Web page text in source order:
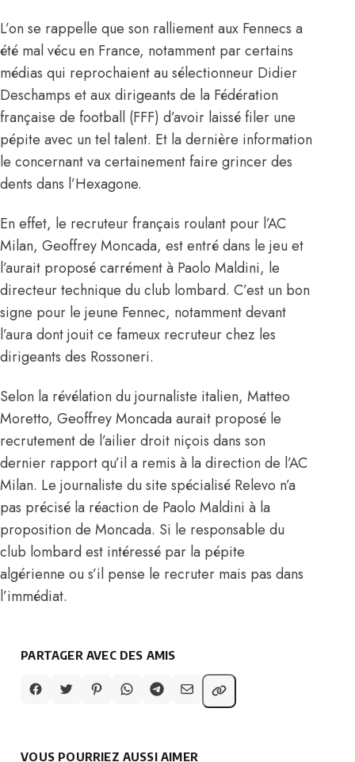
L’on se rappelle que son ralliement aux Fennecs a
été mal vécu en France, notamment par certains
médias qui reprochaient au sélectionneur Didier
Deschamps et aux dirigeants de la Fédération
française de football (FFF) d’avoir laissé filer une
pépite avec un tel talent. Et la dernière information
le concernant va certainement faire grincer des
dents dans l’Hexagone.
En effet, le recruteur français roulant pour l’AC
Milan, Geoffrey Moncada, est entré dans le jeu et
l’aurait proposé carrément à Paolo Maldini, le
directeur technique du club lombard. C’est un bon
signe pour le jeune Fennec, notamment devant
l’aura dont jouit ce fameux recruteur chez les
dirigeants des Rossoneri.
Selon la révélation du journaliste italien, Matteo
Moretto, Geoffrey Moncada aurait proposé le
recrutement de l’ailier droit niçois dans son
dernier rapport qu’il a remis à la direction de l’AC
Milan. Le journaliste du site spécialisé Relevo n’a
pas précisé la réaction de Paolo Maldini à la
proposition de Moncada. Si le responsable du
club lombard est intéressé par la pépite
algérienne ou s’il pense le recruter mais pas dans
l’immédiat.
PARTAGER AVEC DES AMIS
VOUS POURRIEZ AUSSI AIMER